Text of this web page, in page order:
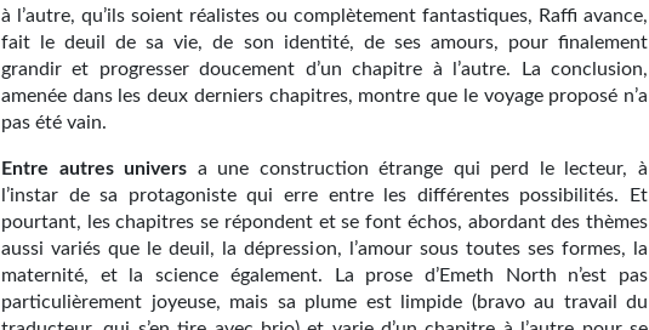
à l’autre, qu’ils soient réalistes ou complètement fantastiques, Raffi avance,
fait le deuil de sa vie, de son identité, de ses amours, pour finalement
grandir et progresser doucement d’un chapitre à l’autre. La conclusion,
amenée dans les deux derniers chapitres, montre que le voyage proposé n’a
pas été vain.
Entre autres univers a une construction étrange qui perd le lecteur, à
l’instar de sa protagoniste qui erre entre les différentes possibilités. Et
pourtant, les chapitres se répondent et se font échos, abordant des thèmes
aussi variés que le deuil, la dépression, l’amour sous toutes ses formes, la
maternité, et la science également. La prose d’Emeth North n’est pas
particulièrement joyeuse, mais sa plume est limpide (bravo au travail du